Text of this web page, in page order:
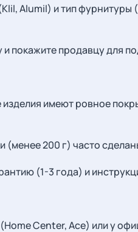
Alumil) и тип
покажите продавцу для
имеют ровное
(менее 200 г) часто
(1-3 года) и
Center, Ace) или у